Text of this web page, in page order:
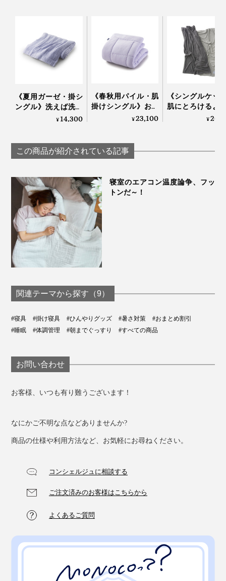
じやすさが変わるので、クーラーで室温を適度に下げて
《夏用ガーゼ・掛シ
ングル》洗えば洗う
ほど、空気を含んで
ト」｜ZEPPINハグエ
アー
¥14,300
《春秋用パイル・肌
掛けシングル》おだ
やかな春の暖かさ…空
パイルケット」｜
ZEPPINパイル
¥23,100
《シングルケッ
肌にとろけるよ
柔らかさ…コット
¥
この商品が紹介されている記事
寝室のエアコン温度論争、フッ
トンだ～！
関連テーマから探す（9）
#寝具 #掛け寝具 #ひんやりグッズ #暑さ対策
#おまとめ割引
#睡眠
#体調管理 #朝までぐっすり #すべての商品
お問い合わせ
お客様、いつも有り難うございます！
なにかご不明な点などありませんか?
商品の仕様や利用方法など、お気軽にお尋ねください。
コンシェルジュに相談する
ご注文済みのお客様はこちらから
よくあるご質問